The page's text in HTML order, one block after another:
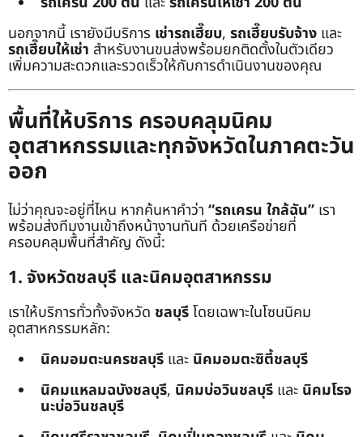
นอกจากนี้ เรายังมีบริการ เช่ารถเฮี๊ยบ, รถเฮี๊ยบรับจ้าง และ
รถเฮี๊ยบให้เช่า สำหรับงานขนส่งพร้อมยกติดตั้งในตัวเดียว
เพิ่มความสะดวกและรวดเร็วให้กับการดำเนินงานของคุณ
พื้นที่ให้บริการ ครอบคลุมนิคม
อุตสาหกรรมและทุกจังหวัดในภาคตะวัน
ออก
ไม่ว่าคุณจะอยู่ที่ไหน หากค้นหาคำว่า “รถเครน ใกล้ฉัน” เรา
พร้อมส่งทีมงานเข้าถึงหน้างานทันที ด้วยเครือข่ายที่
ครอบคลุมพื้นที่สำคัญ ดังนี้:
1. จังหวัดชลบุรี และนิคมอุตสาหกรรม
เราให้บริการทั่วทั้งจังหวัด ชลบุรีโดยเฉพาะในโซนนิคม
อุตสาหกรรมหลัก:
นิคมอมตะนครชลบุรี และ นิคมอมตะซิตี้ชลบุรี
นิคมแหลมฉบังชลบุรี, นิคมบ่อวินชลบุรี และ นิคมโรจ
นะบ่อวินชลบุรี